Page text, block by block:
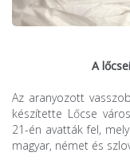
A
Az aranyozott
készítette Lőcse
21-én avatták fel,
magyar, német és